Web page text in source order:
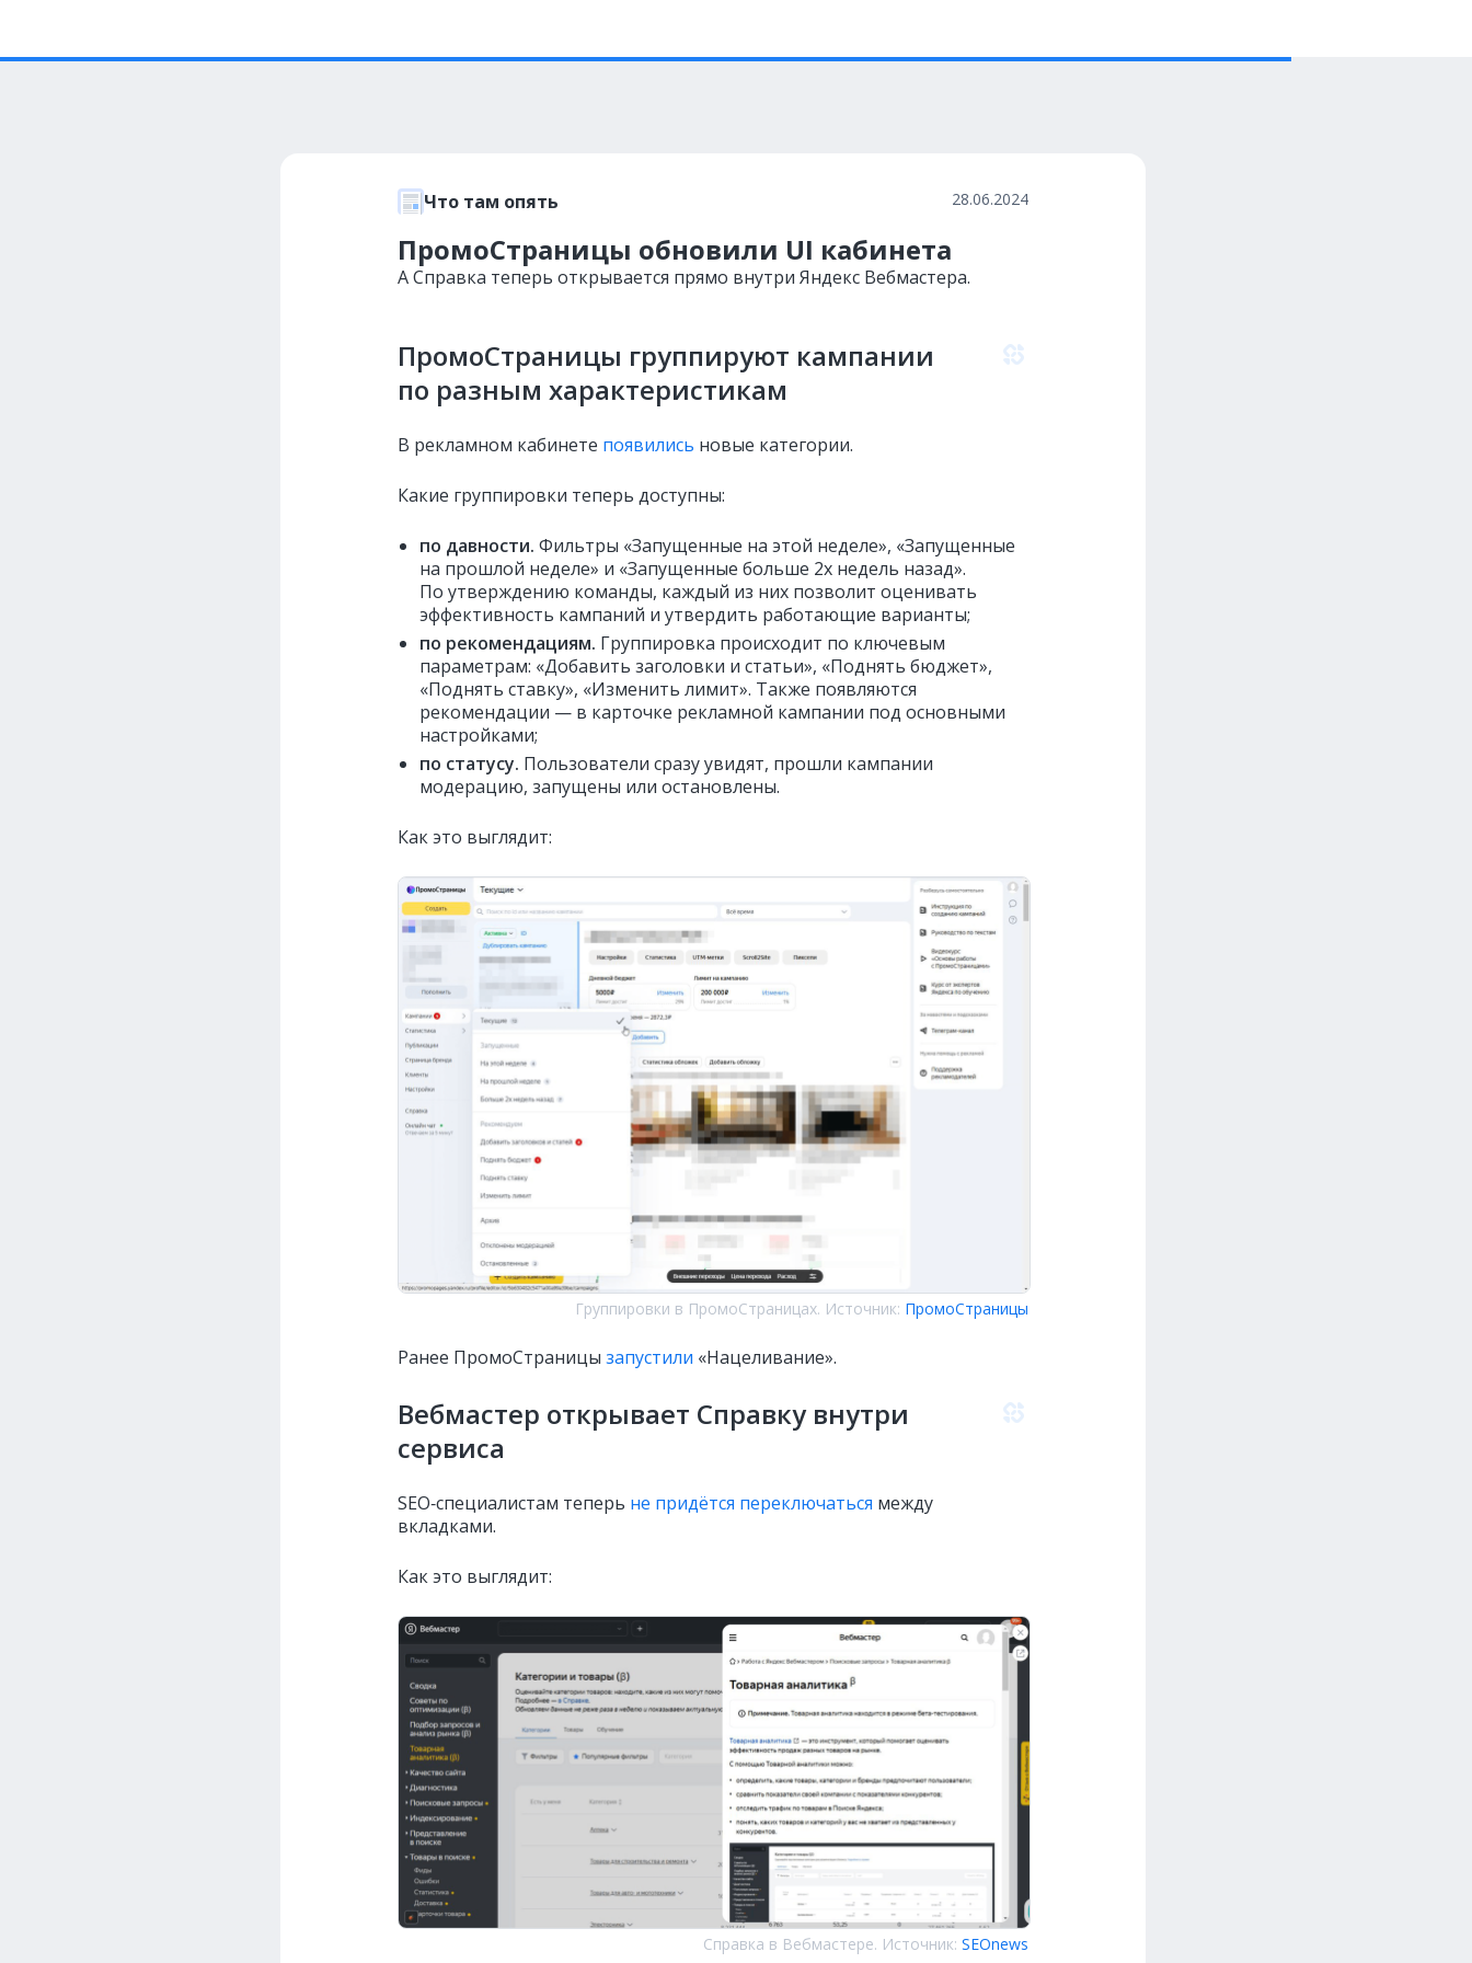
Что там опять 28.06.2024
ПромоСтраницы обновили UI кабинета
А Справка теперь открывается прямо внутри Яндекс Вебмастера.
ПромоСтраницы группируют кампании
по разным характеристикам
В рекламном кабинете появились новые категории.
Какие группировки теперь доступны:
по давности. Фильтры «Запущенные на этой неделе», «Запущенные
на прошлой неделе» и «Запущенные больше 2х недель назад».
По утверждению команды, каждый из них позволит оценивать
эффективность кампаний и утвердить работающие варианты;
по рекомендациям. Группировка происходит по ключевым
параметрам: «Добавить заголовки и статьи», «Поднять бюджет»,
«Поднять ставку», «Изменить лимит». Также появляются
рекомендации — в карточке рекламной кампании под основными
настройками;
по статусу. Пользователи сразу увидят, прошли кампании
модерацию, запущены или остановлены.
Как это выглядит:
Группировки в ПромоСтраницах. Источник: ПромоСтраницы
Ранее ПромоСтраницы запустили «Нацеливание».
Вебмастер открывает Справку внутри
сервиса
SEO‑специалистам теперь не придётся переключаться между
вкладками.
Как это выглядит:
Справка в Вебмастере. Источник: SEOnews